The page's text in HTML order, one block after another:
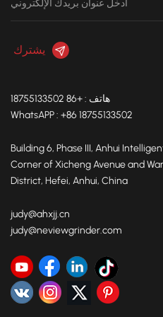
هاتف : +86 18755133502
WhatsAPP : +86 18755133502
Building 6, Phase III, Anhui
Corner of Xicheng Avenue and
District, Hefei, Anhui, China
judy@ahxjj.cn
judy@neviewgrinder.com